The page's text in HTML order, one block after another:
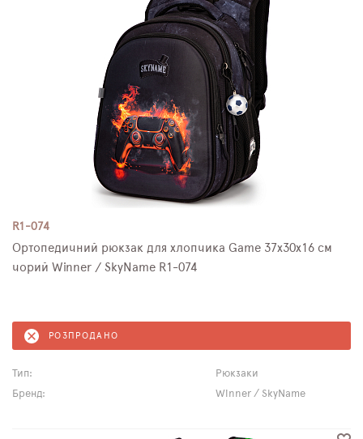
R1-074
Ортопедичний рюкзак для хлопчика Game 37х30х16 см
чорий Winner / SkyName R1-074
РОЗПРОДАНО
Тип:
Рюкзаки
Бренд:
Winner / SkyName